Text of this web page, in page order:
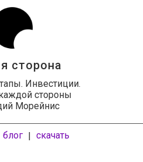
сторона
Инвестиции.
стороны
Морейнис
блог | скачать